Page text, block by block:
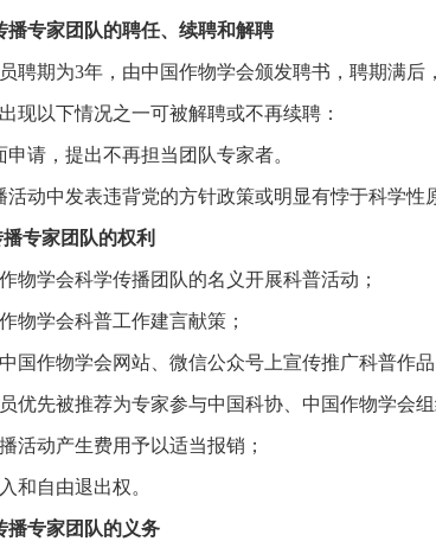
专家团队的聘任、续聘和解聘
员聘期为3年，由中国作物学会颁发聘书，聘期满后
现以下情况之一可被解聘或不再续聘：
申请，提出不再担当团队专家者。
活动中发表违背党的方针政策或明显有悖于科学性
专家团队的权利
物学会科学传播团队的名义开展科普活动；
物学会科普工作建言献策；
国作物学会网站、微信公众号上宣传推广科普作品
员优先被推荐为专家参与中国科协、中国作物学会
活动产生费用予以适当报销；
和自由退出权。
播专家团队的义务